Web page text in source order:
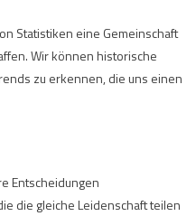
Statistiken eine Gemeinschaft
Wir können historische
zu erkennen, die uns einen
Entscheidungen
die gleiche Leidenschaft teilen